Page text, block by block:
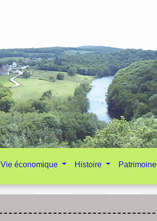
Vie économique Histoire Patrimoine